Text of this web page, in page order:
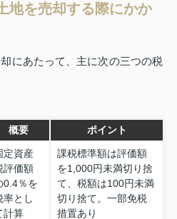
地を売却する際にかか
にあたって、主に次の三つの税
概要 ポイント
定資産
評価額
0.4％を
率とし
計算
課税標準額は評価額
を1,000円未満切り捨
て、税額は100円未満
切り捨て。一部免税
措置あり